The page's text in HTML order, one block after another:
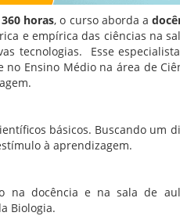
horas, o curso aborda a
e empírica das ciências na
tecnologias. Esse
Ensino Médio na área de
básicos. Buscando um
à aprendizagem.
na docência e na sala de
Biologia.